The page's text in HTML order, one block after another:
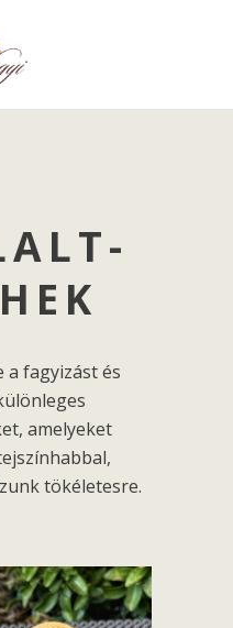
a fagyizást és
amelyeket
tökéletesre.